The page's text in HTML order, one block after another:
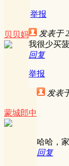
举报
贝贝妈 发表于
我很少买
回复
举报
蒙城郎中
发表
哈哈，
回复